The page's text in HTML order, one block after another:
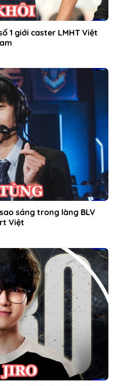
1 giới caster LMHT Việt
sáng trong làng BLV
Việt